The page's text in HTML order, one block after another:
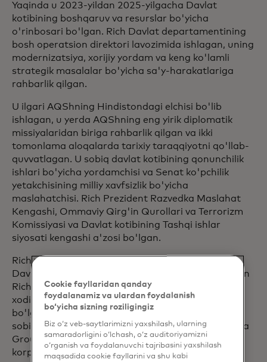
Yaqinda u 2023-yildan 2025-yilgacha Davlat
kotibining boshqaruv va resurslar bo'yicha
o'rinbosari bo'lgan. Rich Davlat departamentining
bosh operatsion direktori lavozimida ishlagan, uning
modernizatsiya, xorijiy yordam va keng ko'lamli
strategik masalalar bo'yicha sa'y-harakatlariga
rahbarlik qilgan.
U ilgari AQShning Hindistondagi elchisi bo'lib
ishlagan, u yerda AQShning eng yirik diplomatik
missiyalaridan biriga rahbarlik qilgan va ikki
tomonlama aloqalarda tarixiy taraqqiyotni qo'llab-
quvvatlagan. U sobiq davlat kotibining qonunchilik
ishlari bo'yicha yordamchisi va Senat ko'pchilik
yetakchisining milliy xavfsizlik bo'yicha
maslahatchisi. Rich Prezident Razvedka Maslahat
Kengashi, Ommaviy Qirg'in Qurollari va Terrorizm
Komissiyasi va Davlat kotibining Tashqi ishlar
siyosati kengashi a'zosi bo'lgan.
Rich xususiy sektorda ham katta tajribaga ega.
Davlat departamentidagi so'nggi lavozimidan oldin
Rich Mastercard kompaniyasining bosh yuridik
xodimi va global davlat siyosati bo'limi boshlig'i
bo'lgan. U Steptoe & Johnson yuridik firmasining
sobiq hamkori va global konsalting firmasi The Asia
Group vitse-raisi. U shuningdek, T. Roue Price
korporativ direktorlar kengashida ishlagan.
Cookie fayllaridan qanday
foydalanamiz va ulardan foydalanish
bo‘yicha sizning roziligingiz
Biz o‘z veb-saytlarimizni yaxshilash, ularning
samaradorligini o‘lchash, o‘z auditoriyamizni
o‘rganish va foydalanuvchi tajribasini yaxshilash
maqsadida cookie fayllarini va shu kabi